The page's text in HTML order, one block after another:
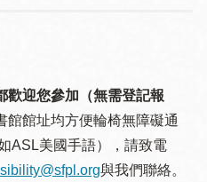
歡迎您參加（無需登記報
館館址均方便輪椅無障礙通
ASL美國手語），請致電
與我們聯絡。